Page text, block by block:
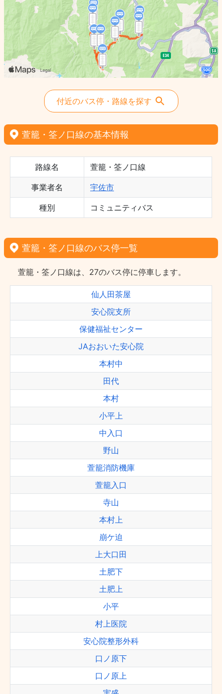
付近のバス停・路線を探す
萱籠・筌ノ口線の基本情報
路線名 萱籠・筌ノ口線
事業者名 宇佐市
種別 コミュニティバス
萱籠・筌ノ口線のバス停一覧
萱籠・筌ノ口線は、27のバス停に停車します。
仙人田茶屋
安心院支所
保健福祉センター
JAおおいた安心院
本村中
田代
本村
小平上
中入口
野山
萱籠消防機庫
萱籠入口
寺山
本村上
崩ケ迫
上大口田
土肥下
土肥上
小平
村上医院
安心院整形外科
口ノ原下
口ノ原上